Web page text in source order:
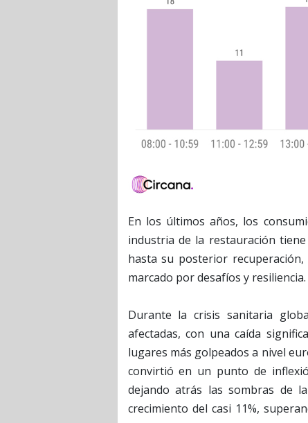
En los últimos años, los
industria de la restauración
hasta su posterior
marcado por desafíos y resiliencia.
Durante la crisis sanitaria
afectadas, con una caída
lugares más golpeados a nivel
convirtió en un punto de
dejando atrás las sombras de
crecimiento del casi 11%,